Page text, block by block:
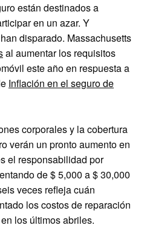
están destinados a
en un azar. Y
disparado. Massachusetts
al aumentar los requisitos
este año en respuesta a
Inflación en el seguro de
corporales y la cobertura
verán un pronto aumento en
el responsabilidad por
de $ 5,000 a $ 30,000
veces refleja cuán
los costos de reparación
los últimos abriles.